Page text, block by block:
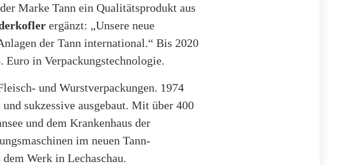
Marke Tann ein Qualitätsprodukt aus
ergänzt: „Unsere neue
der Tann international.“ Bis 2020
in Verpackungstechnologie.
und Wurstverpackungen. 1974
sukzessive ausgebaut. Mit über 400
und dem Krankenhaus der
im neuen Tann-
Werk in Lechaschau.